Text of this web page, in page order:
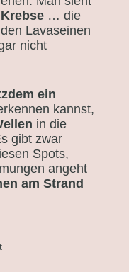
… die
Lavaseinen
nicht
ein
kannst,
in die
gibt zwar
Spots,
angeht
am Strand